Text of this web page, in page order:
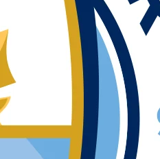
في المنطقة في الكويت